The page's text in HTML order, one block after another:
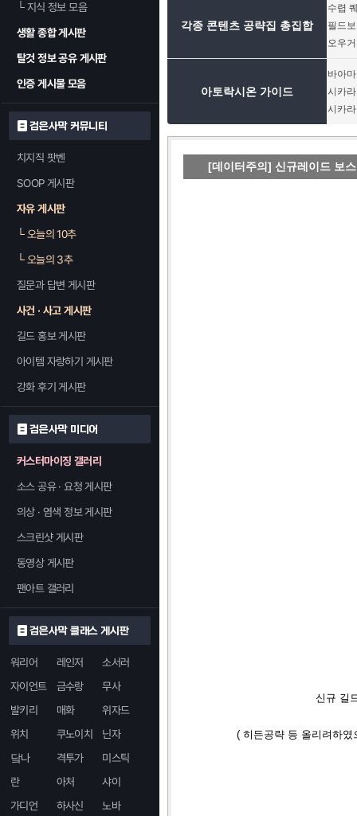
└지식 정보 모음
생활 종합 게시판
탈것 정보 공유 게시판
인증 게시물 모음
검은사막 커뮤니티
치지직 팟벤
SOOP 게시판
자유 게시판
└오늘의 10추
└오늘의 3추
질문과 답변 게시판
사건 · 사고 게시판
길드 홍보 게시판
아이템 자랑하기 게시판
강화 후기 게시판
검은사막 미디어
커스터마이징 갤러리
소스 공유 · 요청 게시판
의상 · 염색 정보 게시판
스크린샷 게시판
동영상 게시판
팬아트 갤러리
검은사막 클래스 게시판
워리어 레인저
소서러
자이언트
금수랑
무사
발키리
매화
위자드
위치
쿠노이치
닌자
닼나
격투가
미스틱
란
아처
샤이
가디언
하사신
노바
각종 콘텐츠 공략집 총집합
수렵
필드
오우
아토락시온 가이드
바아
시카
시카
[데이터주의] 신규레이드 보
신규 길
( 히든공략 등 올리려하